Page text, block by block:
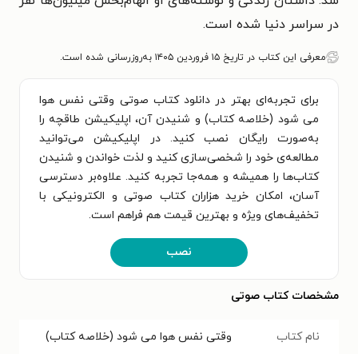
در سراسر دنیا شده است.
معرفی این کتاب در تاریخ ۱۵ فروردین ۱۴۰۵ به‌روزرسانی شده است.
برای تجربه‌ای بهتر در دانلود کتاب صوتی وقتی نفس هوا
می‌ شود (خلاصه کتاب) و شنیدن آن، اپلیکیشن طاقچه را
به‌صورت رایگان نصب کنید. در اپلیکیشن می‌توانید
مطالعه‌ی خود را شخصی‌سازی کنید و لذت خواندن و شنیدن
کتاب‌ها را همیشه و همه‌جا تجربه کنید. علاوه‌بر دسترسی
آسان، امکان خرید هزاران کتاب صوتی و الکترونیکی با
تخفیف‌های ویژه و بهترین قیمت هم فراهم است.
نصب
مشخصات کتاب صوتی
نام کتاب وقتی نفس هوا می‌ شود (خلاصه کتاب)